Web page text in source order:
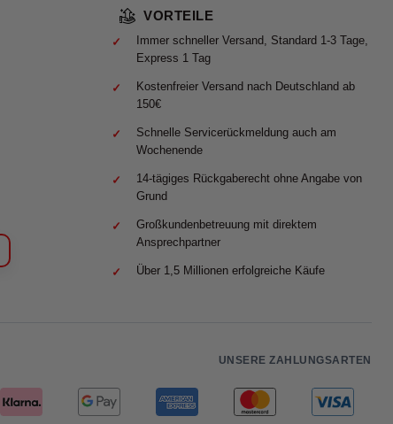
VORTEILE
Immer schneller Versand, Standard 1-3 Tage,
Express 1 Tag
Kostenfreier Versand nach Deutschland ab
150€
Schnelle Servicerückmeldung auch am
Wochenende
14-tägiges Rückgaberecht ohne Angabe von
Grund
Großkundenbetreuung mit direktem
Ansprechpartner
Über 1,5 Millionen erfolgreiche Käufe
UNSERE ZAHLUNGSARTEN